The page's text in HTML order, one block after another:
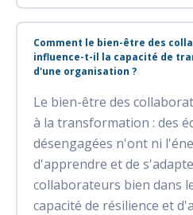
Comment le bien-être des
influence-t-il la capacité de
d'une organisation ?
Le bien-être des
à la transformation : des
désengagées n'ont ni
d'apprendre et de
collaborateurs bien dans
capacité de résilience et